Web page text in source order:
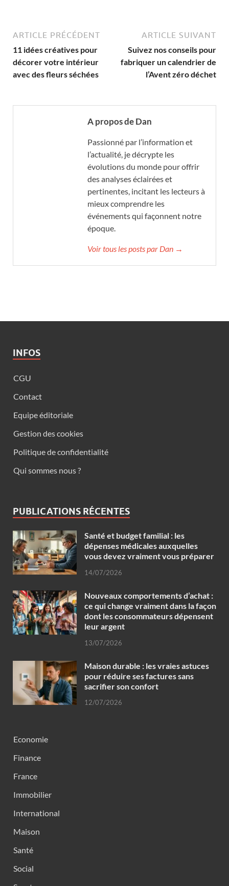
ARTICLE PRÉCÉDENT
11 idées créatives pour
décorer votre intérieur
avec des fleurs séchées
ARTICLE SUIVANT
Suivez nos conseils pour
fabriquer un calendrier de
l’Avent zéro déchet
A propos de Dan
Passionné par l’information et
l’actualité, je décrypte les
évolutions du monde pour offrir
des analyses éclairées et
pertinentes, incitant les lecteurs à
mieux comprendre les
événements qui façonnent notre
époque.
Voir tous les posts par Dan →
INFOS
CGU
Contact
Equipe éditoriale
Gestion des cookies
Politique de confidentialité
Qui sommes nous ?
PUBLICATIONS RÉCENTES
Santé et budget familial : les
dépenses médicales auxquelles
vous devez vraiment vous préparer
14/07/2026
Nouveaux comportements d’achat :
ce qui change vraiment dans la façon
dont les consommateurs dépensent
leur argent
13/07/2026
Maison durable : les vraies astuces
pour réduire ses factures sans
sacrifier son confort
12/07/2026
Economie
Finance
France
Immobilier
International
Maison
Santé
Social